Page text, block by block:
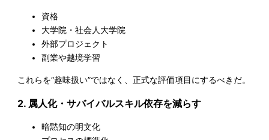
資格
大学院・社会人大学院
外部プロジェクト
副業や越境学習
これらを“趣味扱い”ではなく、正式な評価項目にするべきだ。
2. 属人化・サバイバルスキル依存を減らす
暗黙知の明文化